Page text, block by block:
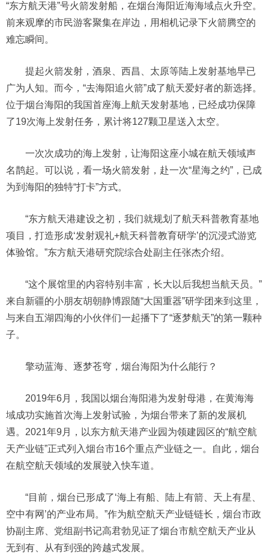
“东方航天港”号火箭发射船，在烟台海阳近海海域点火升空。
前来观摩的市民游客聚集在岸边，用相机记录下火箭腾空的
难忘瞬间。
提起火箭发射，酒泉、西昌、太原等陆上发射基地早已
广为人知。而今，“去海阳追火箭”成了航天爱好者的新选择。
位于烟台海阳的我国首座海上航天发射基地，已经成功保障
了19次海上发射任务，累计将127颗卫星送入太空。
一次次成功的海上发射，让海阳这座小城在航天领域声
名鹊起。可以说，看一场火箭发射，赴一次“星海之约”，已成
为到海阳的独特“打卡”方式。
“东方航天港建设之初，我们就规划了航天科普教育基地
项目，打造形成‘发射观礼+航天科普教育研学’的沉浸式游览
体验馆。”东方航天港研究院综合处副主任张杰介绍。
“这个展馆里的内容特别丰富，长大以后我想当航天员。”
来自新疆的小朋友胡朝静博跟随“大国重器”研学团来到这里，
与来自五湖四海的小伙伴们一起播下了“逐梦航天”的第一颗种
子。
擎动蓝海、逐梦苍穹，烟台海阳为什么能行？
2019年6月，我国以烟台海阳港为发射母港，在黄海海
域成功实施首次海上发射试验，为烟台带来了新的发展机
遇。2021年9月，以东方航天港产业园为领建园区的“航空航
天产业链”正式列入烟台市16个重点产业链之一。自此，烟台
在航空航天领域的发展驶入快车道。
“目前，烟台已形成了‘海上有船、陆上有箭、天上有星、
空中有网’的产业布局。”作为航空航天产业链链长，烟台市政
协副主席、党组副书记高君勃见证了烟台市航空航天产业从
无到有、从有到强的跨越式发展。